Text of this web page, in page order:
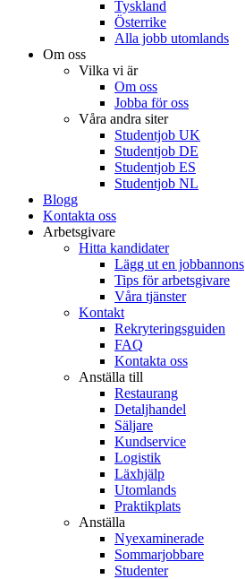
Tyskland
Österrike
Alla jobb utomlands
Om oss
Vilka vi är
Om oss
Jobba för oss
Våra andra siter
Studentjob UK
Studentjob DE
Studentjob ES
Studentjob NL
Blogg
Kontakta oss
Arbetsgivare
Hitta kandidater
Lägg ut en jobbannons
Tips för arbetsgivare
Våra tjänster
Kontakt
Rekryteringsguiden
FAQ
Kontakta oss
Anställa till
Restaurang
Detaljhandel
Säljare
Kundservice
Logistik
Läxhjälp
Utomlands
Praktikplats
Anställa
Nyexaminerade
Sommarjobbare
Studenter